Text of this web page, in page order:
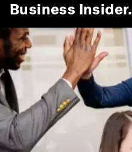
Business Insider.